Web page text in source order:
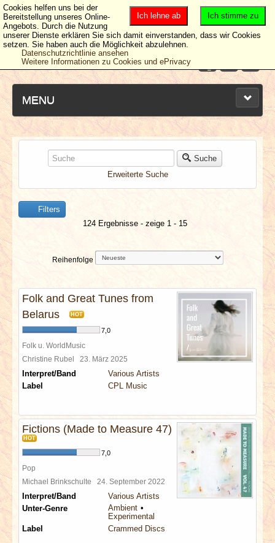
MENU
NEUESTE ARTIKEL
NEWS & DATES
BERICHTE
VERLOSUNGEN
SPECIALS
REDAKTION
LINKS
Suche
Erweiterte Suche
Filters
124 Ergebnisse - zeige 1 - 15
Reihenfolge
Folk and Great Tunes from
Belarus
HOT
7,0
Folk u. WorldMusic
Christine Rubel 23. März 2025
Interpret/Band
Various Artists
Label
CPL Music
Fictions (Made to Measure 47)
HOT
7,0
Pop
Michael Brinkschulte 24. September 2022
Interpret/Band
Various Artists
Unter-Genre
Ambient
Experimental
Label
Crammed Discs
Ich stimme zu
Ich lehne ab
Cookies helfen uns bei der
Bereitstellung unseres Online-
Angebots. Durch die Nutzung
unserer Dienste erklären Sie sich damit einverstanden, dass wir Cookies
setzen. Sie haben auch die Möglichkeit abzulehnen.
Datenschutzrichtlinie ansehen
Weitere Informationen zu Cookies und ePrivacy